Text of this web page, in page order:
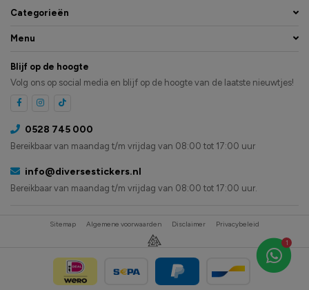
1
Categorieën
Menu
Blijf op de hoogte
Volg ons op social media en blijf op de hoogte van de laatste nieuwtjes!
0528 745 000
Bereikbaar van maandag t/m vrijdag van 08:00 tot 17:00 uur
info@diversestickers.nl
Bereikbaar van maandag t/m vrijdag van 08:00 tot 17:00 uur.
Sitemap Algemene voorwaarden Disclaimer Privacybeleid